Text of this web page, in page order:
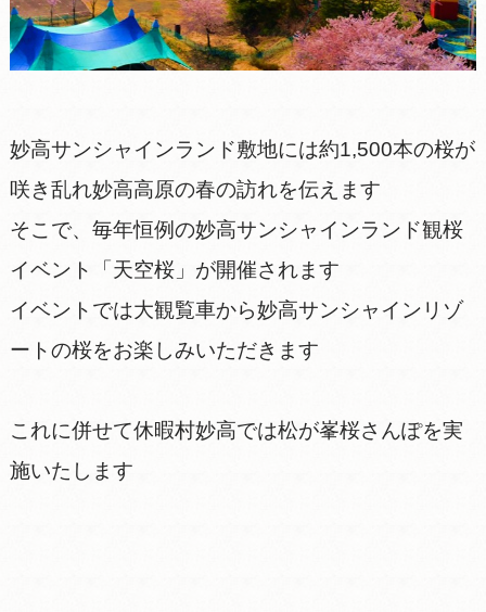
妙高サンシャインランド敷地には約1,500本の桜が
咲き乱れ妙高高原の春の訪れを伝えます
そこで、毎年恒例の妙高サンシャインランド観桜
イベント「天空桜」が開催されます
イベントでは大観覧車から妙高サンシャインリゾ
ートの桜をお楽しみいただきます
これに併せて休暇村妙高では松が峯桜さんぽを実
施いたします